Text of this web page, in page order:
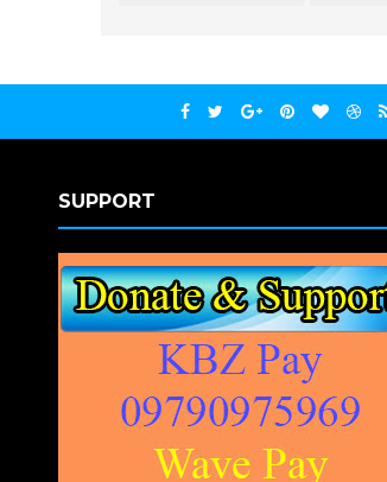
SUPPORT